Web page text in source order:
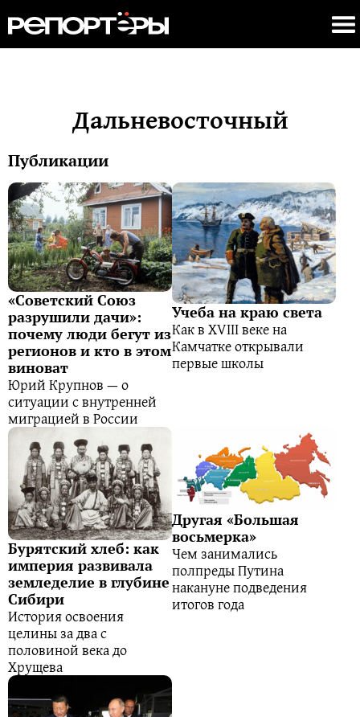
Дальневосточный
Публикации
«Советский Союз
разрушили дачи»:
почему люди бегут из
регионов и кто в этом
виноват
Юрий Крупнов — о
ситуации с внутренней
миграцией в России
Учеба на краю света
Как в XVIII веке на
Камчатке открывали
первые школы
Бурятский хлеб: как
империя развивала
земледелие в глубине
Сибири
История освоения
целины за два с
половиной века до
Хрущева
Другая «Большая
восьмерка»
Чем занимались
полпреды Путина
накануне подведения
итогов года